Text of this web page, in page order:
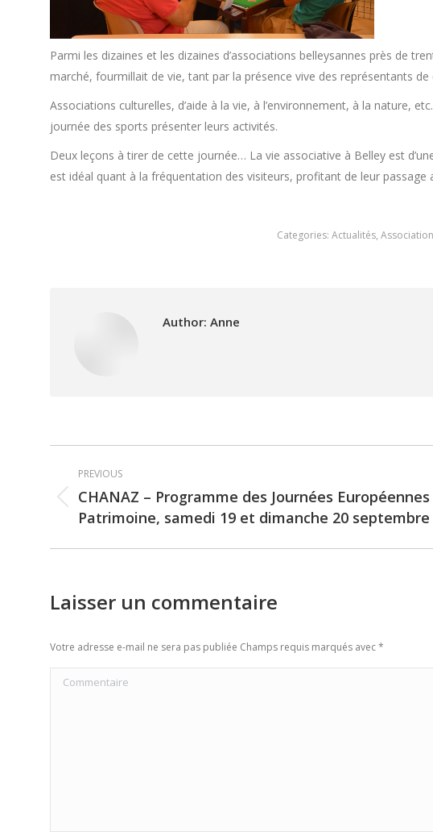
Parmi les dizaines et les dizaines d’associations belleysannes près de
marché, fourmillait de vie, tant par la présence vive des représentants
Associations culturelles, d’aide à la vie, à l’environnement, à la nature,
journée des sports présenter leurs activités.
Deux leçons à tirer de cette journée… La vie associative à Belley est
est idéal quant à la fréquentation des visiteurs, profitant de leur
Categories: Actualités,
Author: Anne
Post
navigation
PREVIOUS
Previous
post:
CHANAZ – Programme des Journées
Patrimoine, samedi 19 et dimanche 20 septembre
Laisser un commentaire
Votre adresse e-mail ne sera pas publiée Champs requis marqués avec*
Commentaire